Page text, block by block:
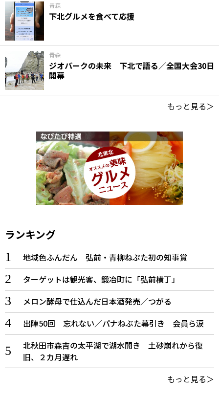
青森
下北グルメを食べて応援
青森
ジオパークの未来 下北で語る／全国大会30日
開幕
もっと見る＞
ランキング
地域色ふんだん 弘前・青柳ねぷた初の知事賞
ターゲットは観光客、鍛冶町に「弘前横丁」
メロン酵母で仕込んだ日本酒発売／つがる
出陣50回 忘れない／パナねぶた幕引き 会員ら涙
北秋田市森吉の太平湖で湖水開き 土砂崩れから復
旧、２カ月遅れ
もっと見る＞